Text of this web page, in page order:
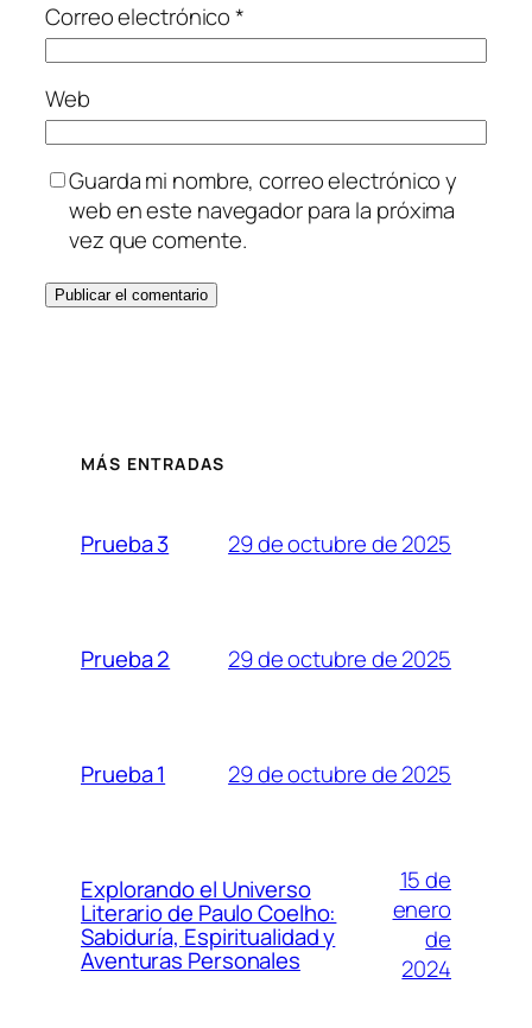
Correo electrónico*
Web
Guarda mi nombre, correo electrónico y
web en este navegador para la próxima
vez que comente.
MÁS ENTRADAS
Prueba 3 29 de octubre de 2025
Prueba 2 29 de octubre de 2025
Prueba 1 29 de octubre de 2025
Explorando el Universo
Literario de Paulo Coelho:
Sabiduría, Espiritualidad y
Aventuras Personales
15 de
enero
de
2024